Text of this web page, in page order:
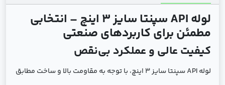
لوله API سپنتا سایز 3 اینچ – انتخابی
مطمئن برای کاربردهای صنعتی
کیفیت عالی و عملکرد بی‌نقص
لوله API سپنتا سایز 3 اینچ، با توجه به مقاومت بالا و ساخت مطابق